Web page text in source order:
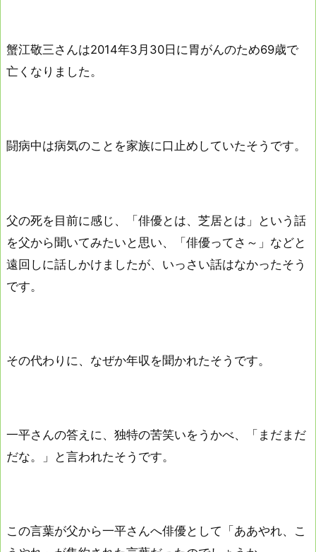
蟹江敬三さんは2014年3月30日に胃がんのため69歳で
亡くなりました。
闘病中は病気のことを家族に口止めしていたそうです。
父の死を目前に感じ、「俳優とは、芝居とは」という話
を父から聞いてみたいと思い、「俳優ってさ～」などと
遠回しに話しかけましたが、いっさい話はなかったそう
です。
その代わりに、なぜか年収を聞かれたそうです。
一平さんの答えに、独特の苦笑いをうかべ、「まだまだ
だな。」と言われたそうです。
この言葉が父から一平さんへ俳優として「ああやれ、こ